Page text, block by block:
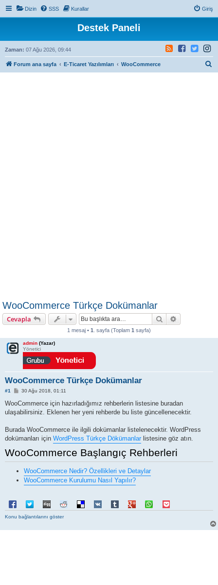
Dizin SSS Kurallar Giriş
Destek Paneli
Zaman: 07 Ağu 2026, 09:44
Forum ana sayfa E-Ticaret Yazılımları WooCommerce
WooCommerce Türkçe Dokümanlar
Cevapla Ara
1 mesaj • 1 . sayfa (Toplam 1 sayfa)
admin (Yazar)
Yönetici
WooCommerce Türkçe Dokümanlar
#1
M
s
j
30 Ağu 2018, 01:11
WooCommerce için hazırladığımız rehberlerin listesine buradan
ulaşabilirsiniz. Eklenen her yeni rehberde bu liste güncellenecektir.
Burada WooCommerce ile ilgili dokümanlar listelenecektir. WordPress
dokümanları için WordPress Türkçe Dökümanlar listesine göz atın.
WooCommerce Başlangıç Rehberleri
WooCommerce Nedir? Özellikleri ve Detaylar
WooCommerce Kurulumu Nasıl Yapılır?
Konu bağlantılarını göster